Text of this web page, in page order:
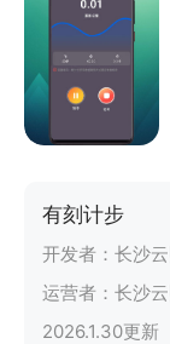
有刻计步
开发者： 长沙
运营者： 长沙
2026.1.30更新